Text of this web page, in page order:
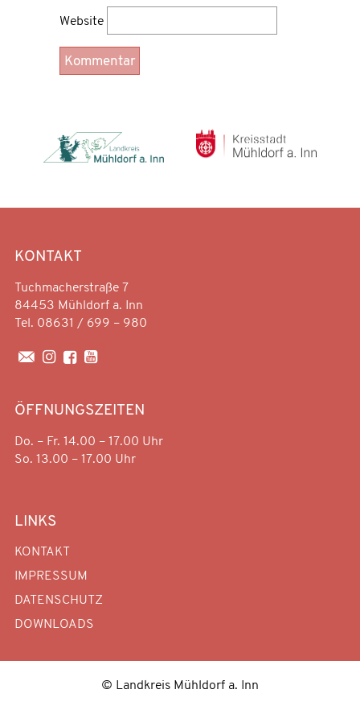
Website
KONTAKT
Tuchmacherstraße 7
84453 Mühldorf a. Inn
Tel. 08631 / 699 – 980
   
ÖFFNUNGSZEITEN
Do. – Fr. 14.00 – 17.00 Uhr
So. 13.00 – 17.00 Uhr
LINKS
KONTAKT
IMPRESSUM
DATENSCHUTZ
DOWNLOADS
© Landkreis Mühldorf a. Inn